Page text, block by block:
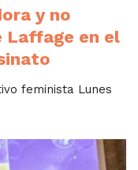
y no
Laffage en el
feminista Lunes